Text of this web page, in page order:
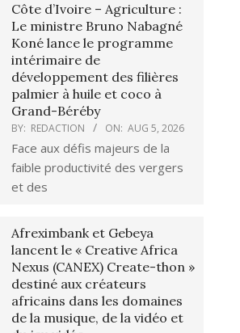
Côte d’Ivoire – Agriculture :
Le ministre Bruno Nabagné
Koné lance le programme
intérimaire de
développement des filières
palmier à huile et coco à
Grand-Béréby
BY: REDACTION ON: AUG 5, 2026
Face aux défis majeurs de la
faible productivité des vergers
et des
Afreximbank et Gebeya
lancent le « Creative Africa
Nexus (CANEX) Create-thon »
destiné aux créateurs
africains dans les domaines
de la musique, de la vidéo et